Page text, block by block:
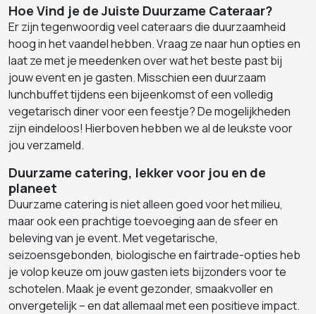
Hoe Vind je de Juiste Duurzame Cateraar?
Er zijn tegenwoordig veel cateraars die duurzaamheid
hoog in het vaandel hebben. Vraag ze naar hun opties en
laat ze met je meedenken over wat het beste past bij
jouw event en je gasten. Misschien een duurzaam
lunchbuffet tijdens een bijeenkomst of een volledig
vegetarisch diner voor een feestje? De mogelijkheden
zijn eindeloos! Hierboven hebben we al de leukste voor
jou verzameld.
Duurzame catering, lekker voor jou en de
planeet
Duurzame catering is niet alleen goed voor het milieu,
maar ook een prachtige toevoeging aan de sfeer en
beleving van je event. Met vegetarische,
seizoensgebonden, biologische en fairtrade-opties heb
je volop keuze om jouw gasten iets bijzonders voor te
schotelen. Maak je event gezonder, smaakvoller en
onvergetelijk – en dat allemaal met een positieve impact.